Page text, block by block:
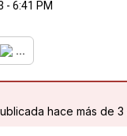
- 6:41 PM
...
hace más de 3